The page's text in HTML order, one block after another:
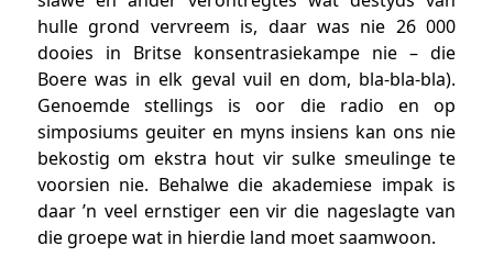
hulle grond vervreem is, daar was nie 26 000
dooies in Britse konsentrasiekampe nie – die
Boere was in elk geval vuil en dom, bla-bla-bla).
Genoemde stellings is oor die radio en op
simposiums geuiter en myns insiens kan ons nie
bekostig om ekstra hout vir sulke smeulinge te
voorsien nie. Behalwe die akademiese impak is
daar ’n veel ernstiger een vir die nageslagte van
die groepe wat in hierdie land moet saamwoon.